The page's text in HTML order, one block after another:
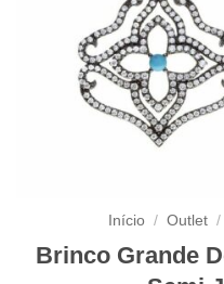
Início / Outlet /
Brinco Grande